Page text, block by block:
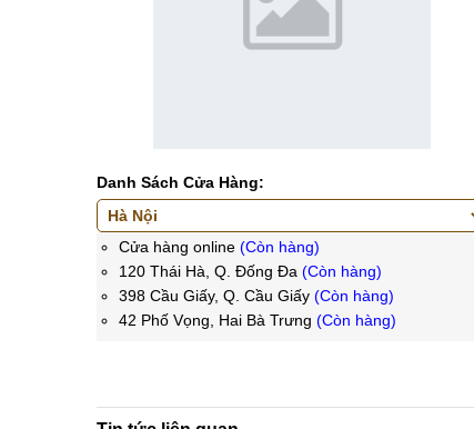
Danh Sách Cửa Hàng:
Cửa hàng online (Còn hàng)
120 Thái Hà, Q. Đống Đa (Còn hàng)
398 Cầu Giấy, Q. Cầu Giấy (Còn hàng)
42 Phố Vọng, Hai Bà Trưng (Còn hàng)